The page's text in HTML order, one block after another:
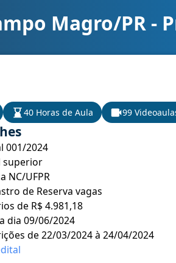
cargo Farmacêutico - Conhecimentos
Magro/PR -
40 Horas de Aula 99
001/2024
superior
NC/UFPR
de Reserva vagas
de R$ 4.981,18
dia 09/06/2024
de 22/03/2024 à 24/04/2024